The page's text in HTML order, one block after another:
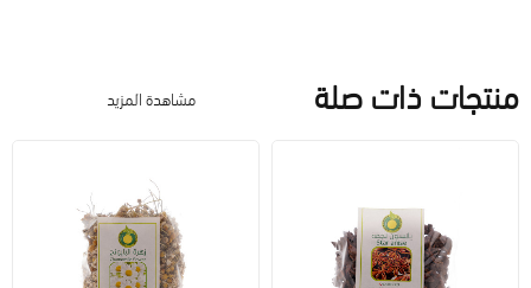
منتجات ذات صلة مشاهدة المزيد